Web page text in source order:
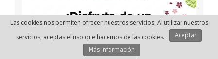
Las cookies nos permiten ofrecer nuestros servicios. Al utilizar nuestros
servicios, aceptas el uso que hacemos de las cookies.
Aceptar
Más información